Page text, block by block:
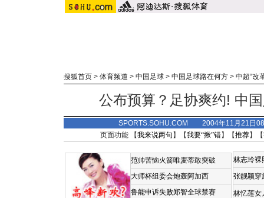
搜狐首页 > 体育频道 > 中国足球 > 中国足球路在何方 > 中超“改
公布预算？足协爽约! 中
SPORTS.SOHU.COM 2004年11月21日
页面功能 【我来说两句 】【我要“揪”错】【推荐】
范帅苦恼火箭唯麦蒂敢突破
大师杯组委会炮轰阿加西
鲁能申诉失败郑智全球禁赛
林志玲裸
张靓颖穿
林忆莲女